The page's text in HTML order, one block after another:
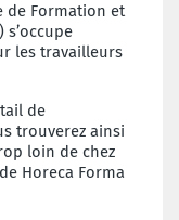
de Formation et
les travailleurs
de
trouverez ainsi
loin de chez
Horeca Forma